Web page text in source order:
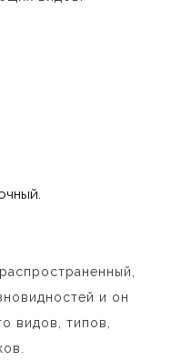
и он
видов, типов,